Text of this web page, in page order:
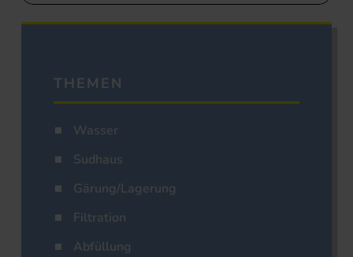
THEMEN
Wasser
Sudhaus
Gärung/Lagerung
Filtration
Abfüllung